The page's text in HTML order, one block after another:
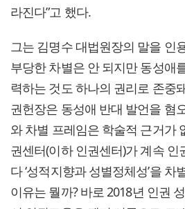
라진다”고 했다.
그는 김명수 대법원장의 말을 인
부당한 차별은 안 되지만 동성애
력하는 것도 하나의 권리로 존중
권헌장은 동성애 반대 발언을 혐
와 차별 프레임은 학술적 근거가
권센터(이하 인권센터)가 계속
다 ‘성적지향과 성별정체성’을
이유는 뭘까? 바로 2018년 인권